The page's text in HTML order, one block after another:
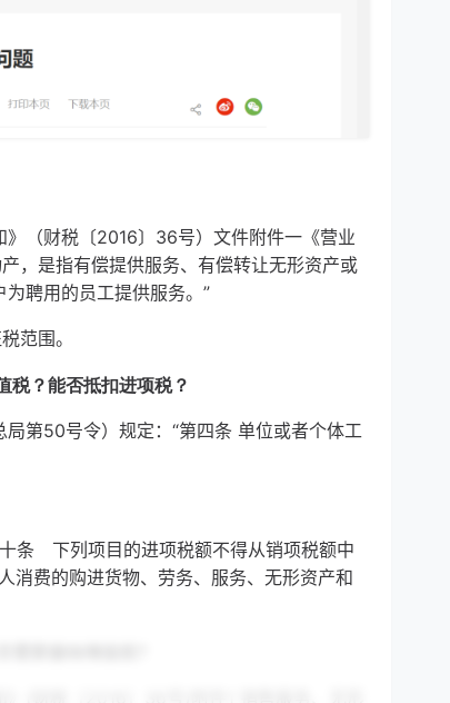
（财税〔2016〕36号）文件附件一《营业
，是指有偿提供服务、有偿转让无形资产或
聘用的员工提供服务。”
范围。
？能否抵扣进项税？
第50号令）规定：“第四条 单位或者个体工
条 下列项目的进项税额不得从销项税额中
消费的购进货物、劳务、服务、无形资产和
要缴纳增值税?